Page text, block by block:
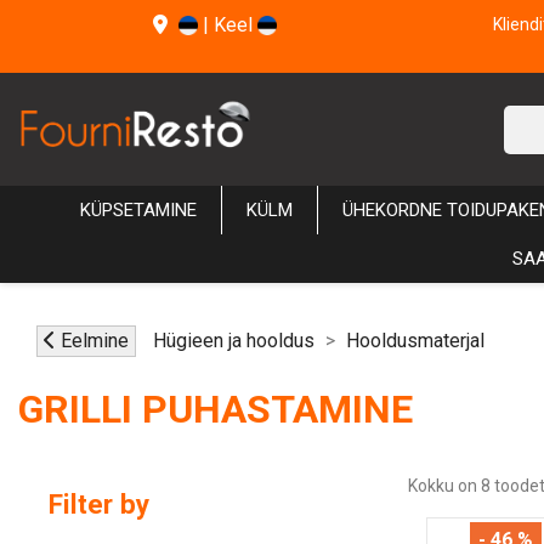
| Keel
KÜPSETAMINE KÜLM ÜHEKORDNE
Eelmine Hügieen ja hooldus Hooldusmaterjal
GRILLI PUHASTAMINE
Filter by
Kokku on 8 toodet.